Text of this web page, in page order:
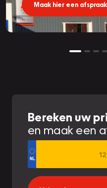
Maak hier een afspraak
Bereken uw
en maak een